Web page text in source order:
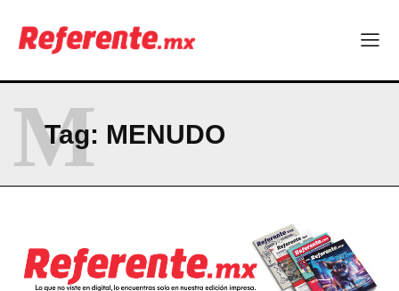
La Sierra Tarahumara tendrá una experiencia turística única
Company
ABOUT
NEWSLETTER
Tag: MENUDO
M